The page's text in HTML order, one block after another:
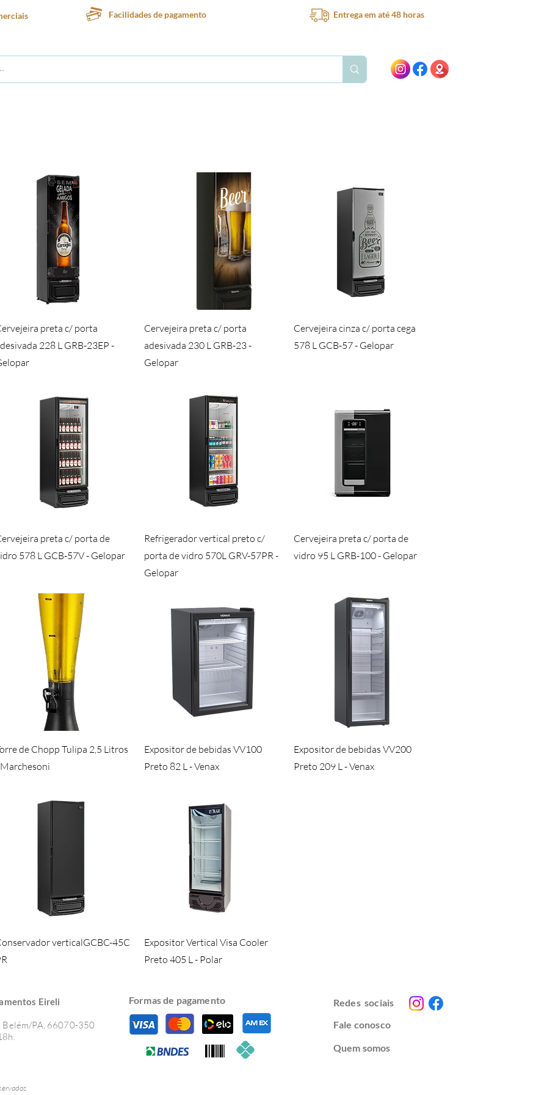
Facilidades de pagamento Entrega em até 48 horas
Visualização rápida
preta c/ porta
228 L GRB-23EP -
Visualização rápida
Cervejeira preta c/ porta
adesivada 230 L GRB-23 -
Gelopar
Visualização rápida
Cervejeira cinza c/ porta cega
578 L GCB-57 - Gelopar
Visualização rápida
preta c/ porta de
578 L GCB-57V - Gelopar
Visualização rápida
Refrigerador vertical preto c/
porta de vidro 570L GRV-57PR -
Gelopar
Visualização rápida
Cervejeira preta c/ porta de
vidro 95 L GRB-100 - Gelopar
Visualização rápida
de Chopp Tulipa 2,5 Litros
Visualização rápida
Expositor de bebidas VV100
Preto 82 L - Venax
Visualização rápida
Expositor de bebidas VV200
Preto 209 L - Venax
Visualização rápida
verticalGCBC-45C
Visualização rápida
Expositor Vertical Visa Cooler
Preto 405 L - Polar
Eireli
Belém/PA, 66070-350
Formas de pagamento
Redes sociais
Fale conosco
Quem somos